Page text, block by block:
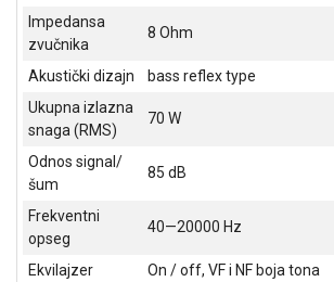
KANCELARIJSKI
MATERIJAL
SVE
ZA
KUĆU
PRIBOR
BICIKLE
Impedansa
zvučnika
8 Ohm
Akustički dizajn
bass reflex type
Ukupna izlazna
snaga (RMS)
70 W
Odnos signal/
šum
85 dB
Frekventni
opseg
40—20000 Hz
Ekvilajzer
On / off, VF i NF boja tona